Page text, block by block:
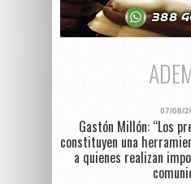
07/08/
Gastón Millón: “Los
constituyen una
a quienes realizan